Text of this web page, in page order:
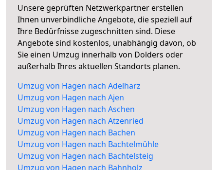
Unsere geprüften Netzwerkpartner erstellen
Ihnen unverbindliche Angebote, die speziell auf
Ihre Bedürfnisse zugeschnitten sind. Diese
Angebote sind kostenlos, unabhängig davon, ob
Sie einen Umzug innerhalb von Dolders oder
außerhalb Ihres aktuellen Standorts planen.
Umzug von Hagen nach Adelharz
Umzug von Hagen nach Ajen
Umzug von Hagen nach Aschen
Umzug von Hagen nach Atzenried
Umzug von Hagen nach Bachen
Umzug von Hagen nach Bachtelmühle
Umzug von Hagen nach Bachtelsteig
Umzug von Hagen nach Bahnholz